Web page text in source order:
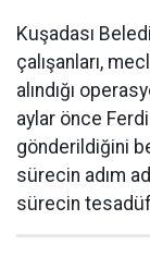
Kuşadası
çalışanları,
alındığı
aylar önce
gönderildiğini
sürecin adım
sürecin tesadüf